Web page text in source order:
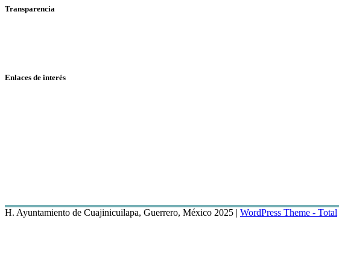
Transparencia
Enlaces de interés
H. Ayuntamiento de Cuajinicuilapa, Guerrero, México 2025 | WordPress Theme - Total